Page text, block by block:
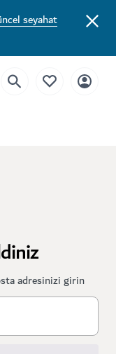
seyahat
adresinizi girin